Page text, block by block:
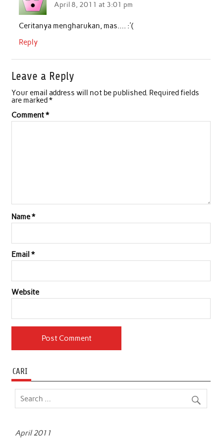
April 8, 2011 at 3:01 pm
Ceritanya mengharukan, mas…. :'(
Reply
Leave a Reply
Your email address will not be published. Required fields
are marked*
Comment*
Name*
Email *
Website
CARI
April 2011